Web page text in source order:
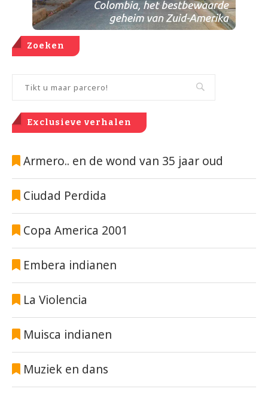
Zoeken
Exclusieve verhalen
Armero.. en de wond van 35 jaar oud
Ciudad Perdida
Copa America 2001
Embera indianen
La Violencia
Muisca indianen
Muziek en dans